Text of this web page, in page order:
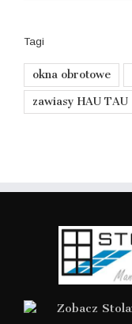
Tagi
okna obrotowe
zawiasy HAU TAU